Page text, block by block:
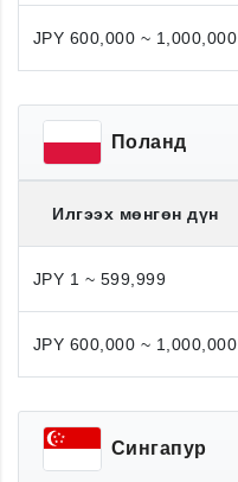
JPY 600,000 ~ 1,000,000
Поланд
Илгээх мөнгөн дүн
JPY 1 ~ 599,999
JPY 600,000 ~ 1,000,000
Сингапур